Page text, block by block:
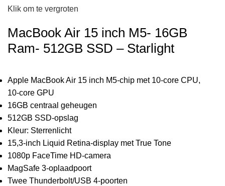
Klik om te vergroten
MacBook Air 15 inch M5- 16GB
Ram- 512GB SSD – Starlight
Apple MacBook Air 15 inch M5‑chip met 10‑core CPU,
10‑core GPU
16GB centraal geheugen
512GB SSD‑opslag
Kleur: Sterrenlicht
15,3‑inch Liquid Retina‑display met True Tone
1080p FaceTime HD-camera
MagSafe 3-oplaadpoort
Twee Thunderbolt/USB 4-poorten